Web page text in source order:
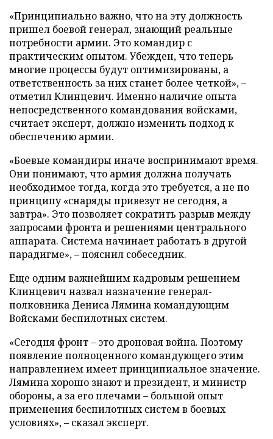
«Принципиально важно, что на эту должность
пришел боевой генерал, знающий реальные
потребности армии. Это командир с
практическим опытом. Убежден, что теперь
многие процессы будут оптимизированы, а
ответственность за них станет более четкой», –
отметил Клинцевич. Именно наличие опыта
непосредственного командования войсками,
считает эксперт, должно изменить подход к
обеспечению армии.
«Боевые командиры иначе воспринимают время.
Они понимают, что армия должна получать
необходимое тогда, когда это требуется, а не по
принципу «снаряды привезут не сегодня, а
завтра». Это позволяет сократить разрыв между
запросами фронта и решениями центрального
аппарата. Система начинает работать в другой
парадигме», – пояснил собеседник.
Еще одним важнейшим кадровым решением
Клинцевич назвал назначение генерал-
полковника Дениса Лямина командующим
Войсками беспилотных систем.
«Сегодня фронт – это дроновая война. Поэтому
появление полноценного командующего этим
направлением имеет принципиальное значение.
Лямина хорошо знают и президент, и министр
обороны, а за его плечами – большой опыт
применения беспилотных систем в боевых
условиях», – сказал эксперт.